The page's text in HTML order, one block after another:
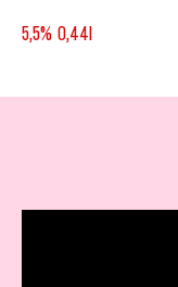
5,5% 0,44l